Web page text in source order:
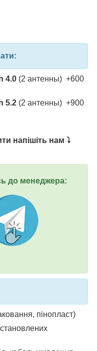
4.0 (2 антенны) +600
5.2 (2 антенны) +900
напішіть нам ⤵
до менеджера:
пінопласт)